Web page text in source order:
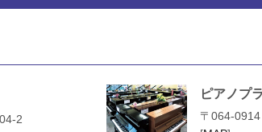
2
ピアノプ
〒064-